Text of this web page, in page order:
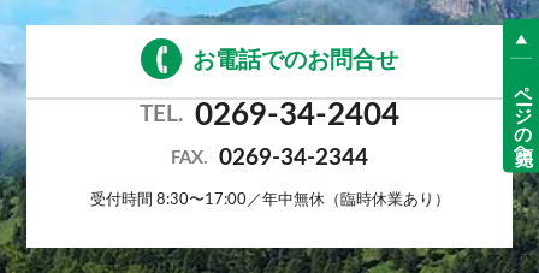
お電話でのお問合せ
TEL. 0269-34-2404
FAX. 0269-34-2344
受付時間 8:30〜17:00／年中無休（臨時休業あり）
ページの先頭へ